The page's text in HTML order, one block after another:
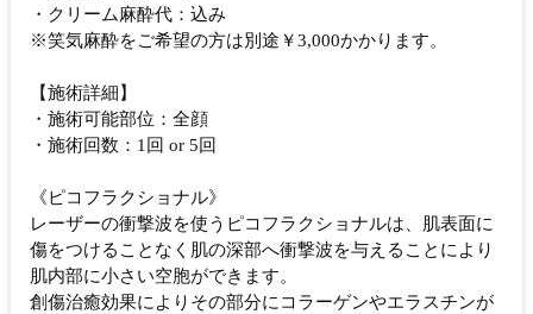
・クリーム麻酔代：込み
※笑気麻酔をご希望の方は別途￥3,000かかります。
【施術詳細】
・施術可能部位：全顔
・施術回数：1回 or 5回
《ピコフラクショナル》
レーザーの衝撃波を使うピコフラクショナルは、肌表面に
傷をつけることなく肌の深部へ衝撃波を与えることにより
肌内部に小さい空胞ができます。
創傷治癒効果によりその部分にコラーゲンやエラスチンが